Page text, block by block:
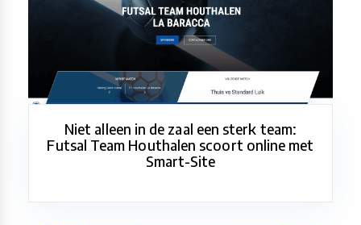
Niet alleen in de zaal een sterk team:
Futsal Team Houthalen scoort online met
Smart-Site